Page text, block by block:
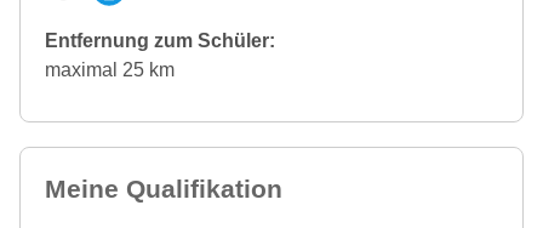
Entfernung zum Schüler:
maximal 25 km
Meine Qualifikation